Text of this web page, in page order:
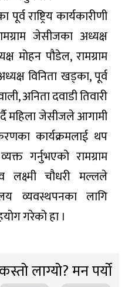
राष्ट्रिय कार्यकारीणी
जेसीजका अध्यक्ष
मोहन पौडेल, रामग्राम
विनिता खड्का, पूर्व
अनिता दवाडी तिवारी
महिला जेसीजले आगामी
कार्यक्रमलाई थप
गर्नुभएको रामग्राम
लक्ष्मी चौधरी मल्लले
व्यवस्थपनका लागि
गरेको हा ।
लाग्यो? मन पर्यो